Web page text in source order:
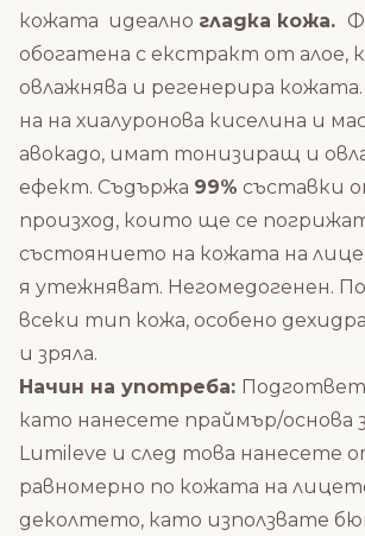
кожата идеално гладка кожа.
обогатена с екстракт от алое,
овлажнява и регенерира
на на хиалуронова киселина и
авокадо, имат тонизиращ и
ефект. Съдържа 99% съставки
произход, които ще се
състоянието на кожата на
я утежняват. Негомедогенен.
всеки тип кожа, особено
и зряла.
Начин на употреба:
като нанесете праймър/основа
Lumileve и след това нанесете
равномерно по кожата на
деколтето, като използвате